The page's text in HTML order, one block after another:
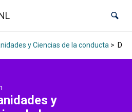
y Ciencias de la conducta>
y